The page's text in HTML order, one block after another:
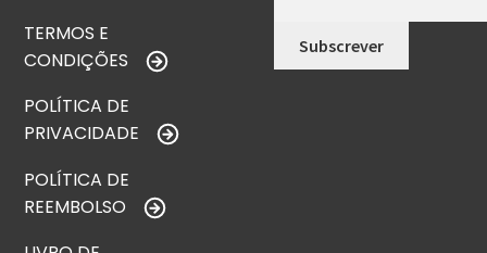
TERMOS E
CONDIÇÕES
POLÍTICA DE
PRIVACIDADE
POLÍTICA DE
REEMBOLSO